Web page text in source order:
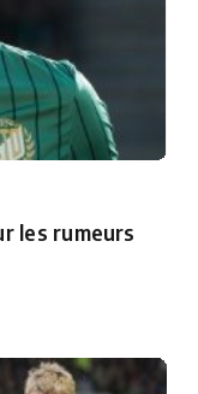
les rumeurs